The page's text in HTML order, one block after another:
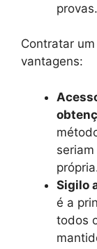
provas.
Contratar
vantagens:
Sigilo
é a
todos